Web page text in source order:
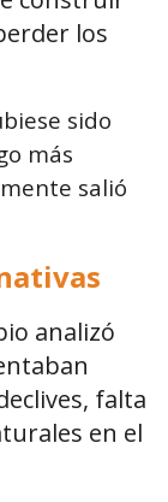
los
sido
más
salió
analizó
falta
en el